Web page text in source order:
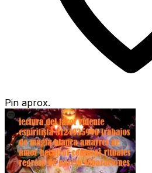
Pin aprox.